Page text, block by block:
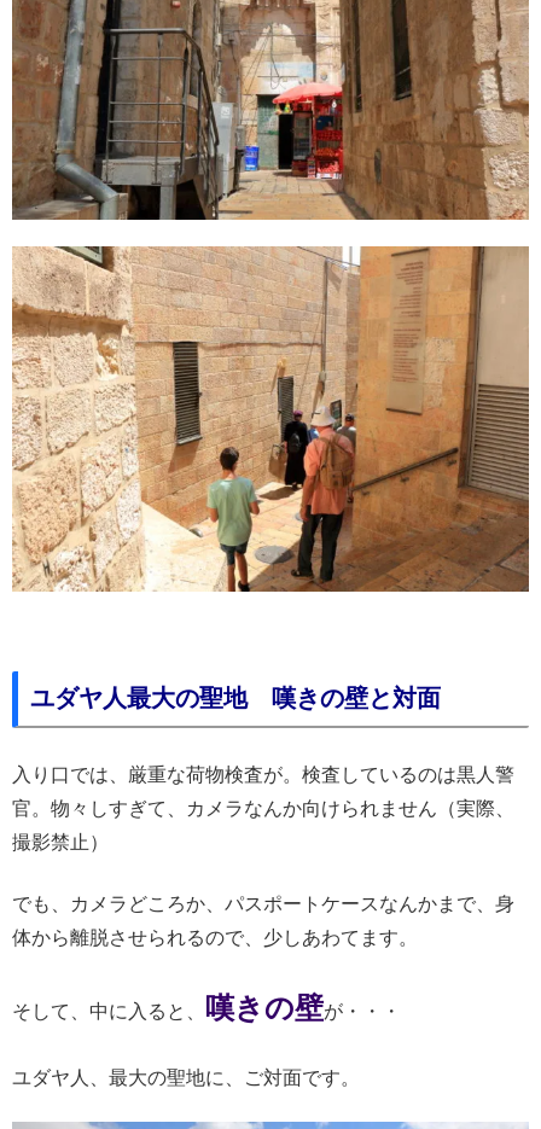
ユダヤ人最大の聖地 嘆きの壁と対面
入り口では、厳重な荷物検査が。検査しているのは黒人警
官。物々しすぎて、カメラなんか向けられません（実際、
撮影禁止）
でも、カメラどころか、パスポートケースなんかまで、身
体から離脱させられるので、少しあわてます。
そして、中に入ると、 嘆きの壁が・・・
ユダヤ人、最大の聖地に、ご対面です。